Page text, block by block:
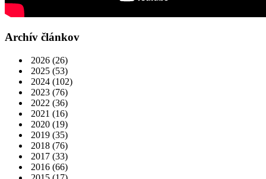
Archív článkov
2026 (26)
2025 (53)
2024 (102)
2023 (76)
2022 (36)
2021 (16)
2020 (19)
2019 (35)
2018 (76)
2017 (33)
2016 (66)